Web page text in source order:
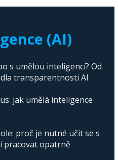
(AI)
s umělou inteligencí? Od
transparentnosti AI
jak umělá inteligence
proč je nutné učit se s
pracovat opatrně